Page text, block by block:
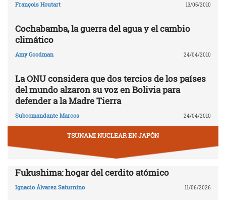
François Houtart 13/05/2010
Cochabamba, la guerra del agua y el cambio
climático
Amy Goodman 24/04/2010
La ONU considera que dos tercios de los países
del mundo alzaron su voz en Bolivia para
defender a la Madre Tierra
Subcomandante Marcos 24/04/2010
TSUNAMI NUCLEAR EN JAPÓN
Fukushima: hogar del cerdito atómico
Ignacio Álvarez Saturnino 11/06/2026